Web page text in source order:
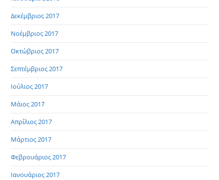
Δεκέμβριος 2017
Νοέμβριος 2017
Οκτώβριος 2017
Σεπτέμβριος 2017
Ιούλιος 2017
Μάιος 2017
Απρίλιος 2017
Μάρτιος 2017
Φεβρουάριος 2017
Ιανουάριος 2017